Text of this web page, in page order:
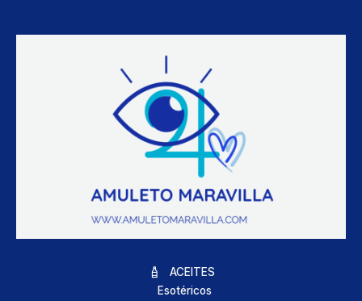
ACEITES
Esotéricos